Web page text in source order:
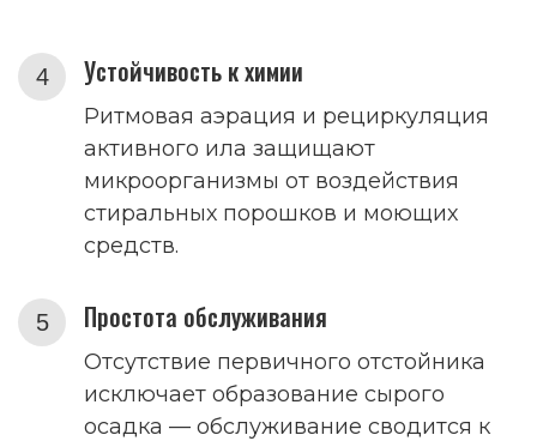
Устойчивость к химии
Ритмовая аэрация и рециркуляция
активного ила защищают
микроорганизмы от воздействия
стиральных порошков и моющих
средств.
Простота обслуживания
Отсутствие первичного отстойника
исключает образование сырого
осадка — обслуживание сводится к